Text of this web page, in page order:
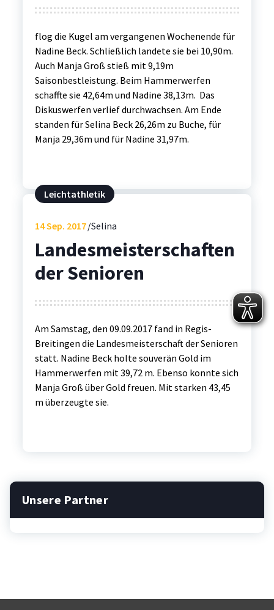
flog die Kugel am vergangenen Wochenende für
Nadine Beck. Schließlich landete sie bei 10,90m.
Auch Manja Groß stieß mit 9,19m
Saisonbestleistung. Beim Hammerwerfen
schaffte sie 42,64m und Nadine 38,13m. Das
Diskuswerfen verlief durchwachsen. Am Ende
standen für Selina Beck 26,26m zu Buche, für
Manja 29,36m und für Nadine 31,97m.
Leichtathletik
14Sep. 2017 Selina
Landesmeisterschaften
der Senioren
Am Samstag, den 09.09.2017 fand in Regis-
Breitingen die Landesmeisterschaft der Senioren
statt. Nadine Beck holte souverän Gold im
Hammerwerfen mit 39,72 m. Ebenso konnte sich
Manja Groß über Gold freuen. Mit starken 43,45
m überzeugte sie.
Unsere Partner